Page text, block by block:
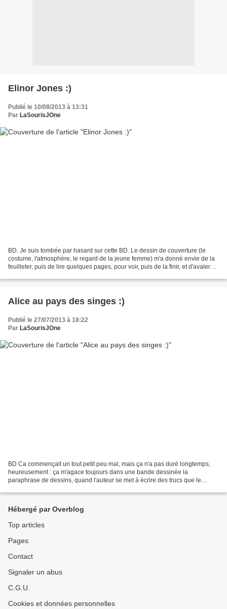
Elinor Jones :)
Publié le 10/08/2013 à 13:31
Par LaSourisJOne
BD. Je suis tombée par hasard sur cette BD. Le dessin de couverture (le
costume, l'atmosphère, le regard de la jeune femme) m'a donné envie de la
feuilleter, puis de lire quelques pages, pour voir, puis de la finir, et d'avaler
Alice au pays des singes :)
Publié le 27/07/2013 à 18:22
Par LaSourisJOne
BD Ca commençait un tout petit peu mal, mais ça n'a pas duré longtemps,
heureusement : ça m'agace toujours dans une bande dessinée la
paraphrase de dessins, quand l'auteur se met à écrire des trucs que le
Hébergé par Overblog
Top articles
Pages
Contact
Signaler un abus
C.G.U.
Cookies et données personnelles